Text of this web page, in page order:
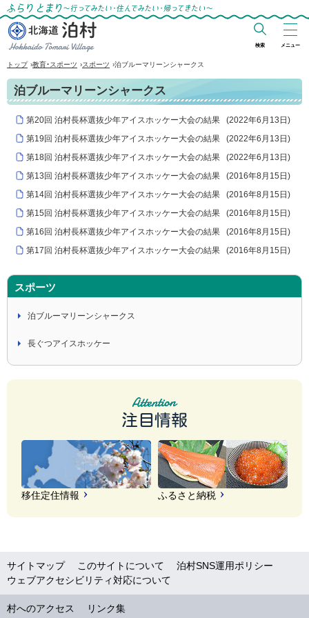
ふらりとまり～行ってみたい・住んでみた
い・帰ってきたい～
北海道 泊村
Hokkaido Tomari
Village
検索 メニュー
トップ ›教育・スポーツ ›スポーツ ›泊ブルーマリーンシャークス
泊ブルーマリーンシャークス
第20回 泊村長杯選抜少年アイスホッケー大会の結果 (2022年6月13日 )
第19回 泊村長杯選抜少年アイスホッケー大会の結果
(2022年6月13日 )
第18回 泊村長杯選抜少年アイスホッケー大会の結果
(2022年6月13日 )
第13回 泊村長杯選抜少年アイスホッケー大会の結果
(2016年8月15日 )
第14回 泊村長杯選抜少年アイスホッケー大会の結果
(2016年8月15日 )
第15回 泊村長杯選抜少年アイスホッケー大会の結果
(2016年8月15日 )
第16回 泊村長杯選抜少年アイスホッケー大会の結果
(2016年8月15日 )
第17回 泊村長杯選抜少年アイスホッケー大会の結果
(2016年8月15日 )
スポーツ
泊ブルーマリーンシャークス
長ぐつアイスホッケー
注目情報
移住定住情報 ふるさと納税
サイトマップ このサイトについて
泊村SNS運用ポリシー
ウェブアクセシビリティ対応について
村へのアクセス リンク集